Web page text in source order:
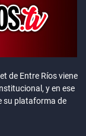
de Entre Ríos viene
y en ese
su plataforma de